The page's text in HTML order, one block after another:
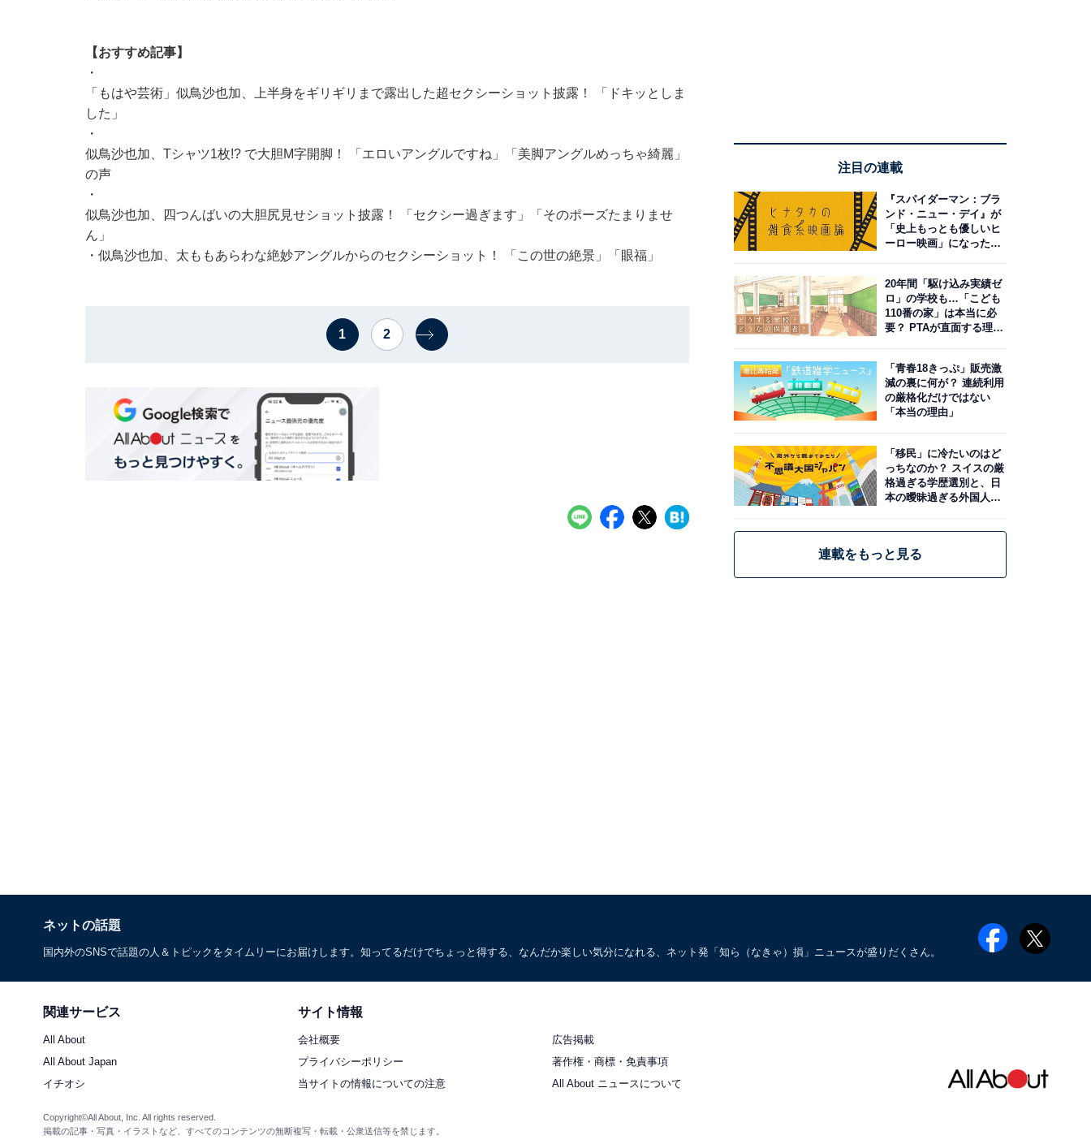
【おすすめ記事】
・
「もはや芸術」似鳥沙也加、上半身をギリギリまで露出した超セクシーショット披露！ 「ドキッとしま
した」
・
似鳥沙也加、Tシャツ1枚!? で大胆M字開脚！ 「エロいアングルですね」「美脚アングルめっちゃ綺麗」
の声
・
似鳥沙也加、四つんばいの大胆尻見せショット披露！ 「セクシー過ぎます」「そのポーズたまりませ
ん」
・ 似鳥沙也加、太ももあらわな絶妙アングルからのセクシーショット！ 「この世の絶景」「眼福」
1 2
注目の連載
『スパイダーマン：ブラ
ンド・ニュー・デイ』が
「史上もっとも優しいヒ
ーロー映画」になった理
20年間「駆け込み実績ゼ
ロ」の学校も…「こども
110番の家」は本当に必
要？ PTAが直面する理想
「青春18きっぷ」販売激
減の裏に何が？ 連続利用
の厳格化だけではない
「本当の理由」
「移民」に冷たいのはど
っちなのか？ スイスの厳
格過ぎる学歴選別と、日
本の曖昧過ぎる外国人政
連載をもっと見る
ネットの話題
国内外のSNSで話題の人＆トピックをタイムリーにお届けします。知ってるだけでちょっと得する、なんだか楽しい気分になれる、ネット発「知ら（なきゃ）損」ニュースが盛りだくさん。
関連サービス
All About
All About Japan
イチオシ
サイト情報
会社概要
広告掲載
プライバシーポリシー
著作権・商標・免責事項
当サイトの情報についての注意
All About ニュースについて
Copyright©All About, Inc. All rights reserved.
掲載の記事・写真・イラストなど、すべてのコンテンツの無断複写・転載・公衆送信等を禁じます。